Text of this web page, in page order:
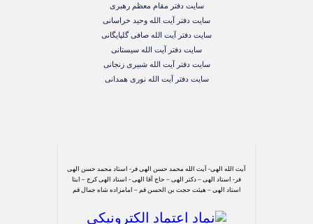
سایت دفتر مقام معظم رهبری
سایت دفتر آیت الله وحید خراسانی
سایت دفتر آیت الله صافی گلپایگانی
سایت دفتر آیت الله سیستانی
سایت دفتر آیت الله شبیری زنجانی
سایت دفتر آیت الله نوری همدانی
آیت الله الهی- آیت الله محمد حسن الهی فر- استاد محمد حسن الهی
فر- استاد الهی – دکتر الهی – حاج آقا الهی - استاد الهی کرج – ایتا
استاد الهی – هیئت حجت بن الحسن قم – امامزاده شاه جمال قم